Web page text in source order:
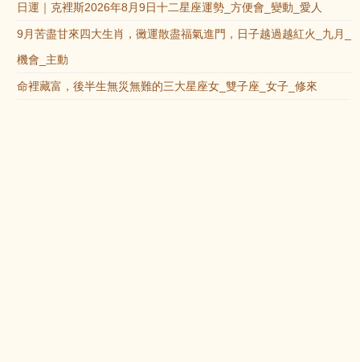
日運｜克裡斯2026年8月9日十二星座運勢_方便會_變動_愛人
9月苦盡甘來四大生肖，黴運散盡福氣進門，日子越過越紅火_九月_
機會_主動
命裡藏富，後半生無災無難的三大星座女_雙子座_女子_修來